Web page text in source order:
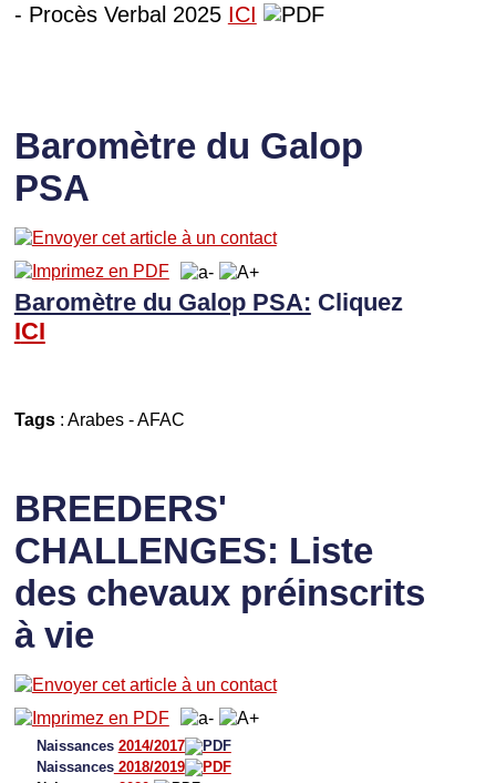
- Procès Verbal 2025 ICI
Baromètre du Galop
PSA
Baromètre du Galop PSA: Cliquez
ICI
Tags: Arabes-AFAC
BREEDERS'
CHALLENGES: Liste
des chevaux préinscrits
à vie
Naissances 2014/2017
Naissances2018/2019